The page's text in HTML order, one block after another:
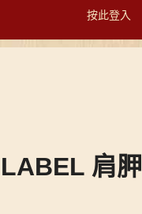
按此登入
肩胛